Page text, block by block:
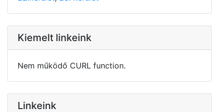
Kiemelt linkeink
Nem működő CURL function.
Linkeink